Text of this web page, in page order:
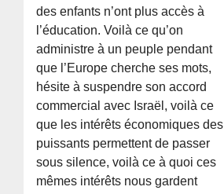
des enfants n’ont plus accès à
l’éducation. Voilà ce qu’on
administre à un peuple pendant
que l’Europe cherche ses mots,
hésite à suspendre son accord
commercial avec Israël, voilà ce
que les intérêts économiques des
puissants permettent de passer
sous silence, voilà ce à quoi ces
mêmes intérêts nous gardent